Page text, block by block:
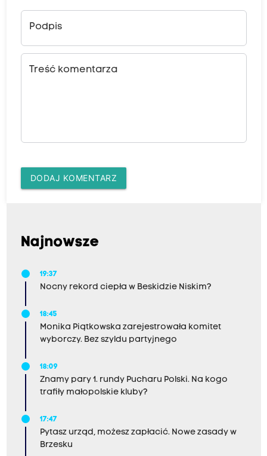
Podpis
Treść komentarza
DODAJ KOMENTARZ
Najnowsze
19:37
Nocny rekord ciepła w Beskidzie Niskim?
18:45
Monika Piątkowska zarejestrowała komitet
wyborczy. Bez szyldu partyjnego
18:09
Znamy pary 1. rundy Pucharu Polski. Na kogo
trafiły małopolskie kluby?
17:47
Pytasz urząd, możesz zapłacić. Nowe zasady w
Brzesku